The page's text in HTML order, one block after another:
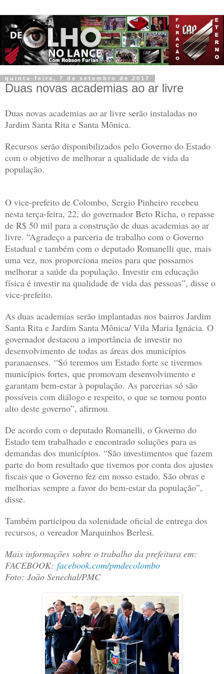
quinta-feira, 7 de setembro de 2017
Duas novas academias ao ar livre
Duas novas academias ao ar livre serão instaladas no
Jardim Santa Rita e Santa Mônica.
Recursos serão disponibilizados pelo Governo do Estado
com o objetivo de melhorar a qualidade de vida da
população.
O vice-prefeito de Colombo, Sergio Pinheiro recebeu
nesta terça-feira, 22, do governador Beto Richa, o repasse
de R$ 50 mil para a construção de duas academias ao ar
livre. “Agradeço a parceria de trabalho com o Governo
Estadual e também com o deputado Romanelli que, mais
uma vez, nos proporciona meios para que possamos
melhorar a saúde da população. Investir em educação
física é investir na qualidade de vida das pessoas”, disse o
vice-prefeito.
As duas academias serão implantadas nos bairros Jardim
Santa Rita e Jardim Santa Mônica/ Vila Maria Ignácia. O
governador destacou a importância de investir no
desenvolvimento de todas as áreas dos municípios
paranaenses. “Só teremos um Estado forte se tivermos
municípios fortes, que promovam desenvolvimento e
garantam bem-estar à população. As parcerias só são
possíveis com diálogo e respeito, o que se tornou ponto
alto deste governo”, afirmou.
De acordo com o deputado Romanelli, o Governo do
Estado tem trabalhado e encontrado soluções para as
demandas dos municípios. “São investimentos que fazem
parte do bom resultado que tivemos por conta dos ajustes
fiscais que o Governo fez em nosso estado. São obras e
melhorias sempre a favor do bem-estar da população”,
disse.
Também participou da solenidade oficial de entrega dos
recursos, o vereador Marquinhos Berlesi.
Mais informações sobre o trabalho da prefeitura em:
FACEBOOK: facebook.com/pmdecolombo
Foto: João Senechal/PMC